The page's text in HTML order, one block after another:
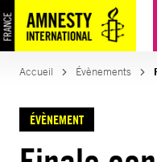
Accueil Évènements
ÉVÈNEMENT